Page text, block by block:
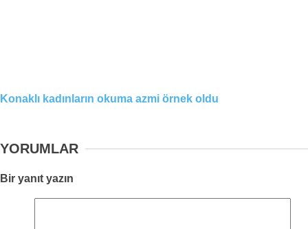
Konaklı kadınların okuma azmi örnek oldu
YORUMLAR
Bir yanıt yazın